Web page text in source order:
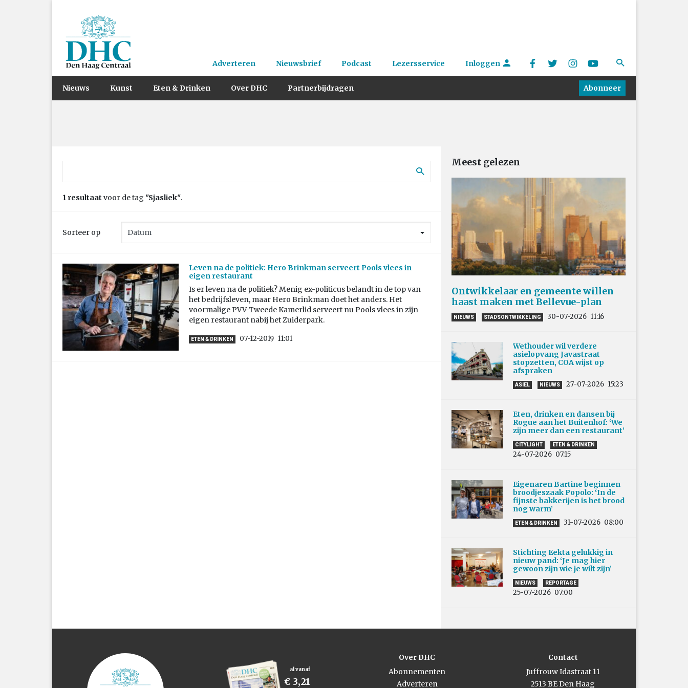
Adverteren Nieuwsbrief Podcast Lezersservice Inloggen
Nieuws Kunst Eten & Drinken Over DHC Partnerbijdragen Abonneer
1 resultaat voor de tag "Sjasliek".
Sorteer op
Leven na de politiek: Hero Brinkman serveert Pools vlees in
eigen restaurant
Is er leven na de politiek? Menig ex-politicus belandt in de top van
het bedrijfsleven, maar Hero Brinkman doet het anders. Het
voormalige PVV-Tweede Kamerlid serveert nu Pools vlees in zijn
eigen restaurant nabij het Zuiderpark.
ETEN & DRINKEN 07-12-2019 11:01
Meest gelezen
Ontwikkelaar en gemeente willen
haast maken met Bellevue-plan
NIEUWS STADSONTWIKKELING 30-07-2026 11:16
Wethouder wil verdere
asielopvang Javastraat
stopzetten, COA wijst op
afspraken
ASIEL NIEUWS 27-07-2026 15:23
Eten, drinken en dansen bij
Rogue aan het Buitenhof: ‘We
zijn meer dan een restaurant’
CITYLIGHT ETEN & DRINKEN
24-07-2026 07:15
Eigenaren Bartine beginnen
broodjeszaak Popolo: ‘In de
fijnste bakkerijen is het brood
nog warm’
ETEN & DRINKEN 31-07-2026 08:00
Stichting Eekta gelukkig in
nieuw pand: ‘Je mag hier
gewoon zijn wie je wilt zijn’
NIEUWS REPORTAGE
25-07-2026 07:00
al vanaf
€ 3,21
Over DHC
Abonnementen
Adverteren
Contact
Juffrouw Idastraat 11
2513 BE Den Haag